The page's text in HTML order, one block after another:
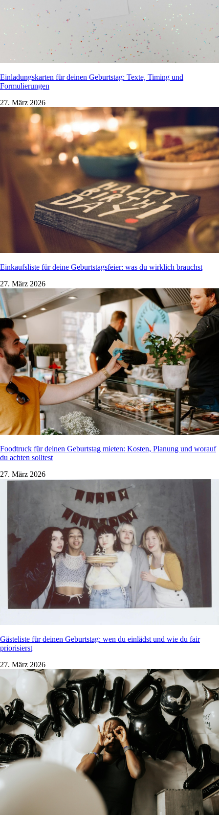
Einladungskarten für deinen Geburtstag: Texte, Timing und
Formulierungen
27. März 2026
Einkaufsliste für deine Geburtstagsfeier: was du wirklich brauchst
27. März 2026
Foodtruck für deinen Geburtstag mieten: Kosten, Planung und worauf
du achten solltest
27. März 2026
Gästeliste für deinen Geburtstag: wen du einlädst und wie du fair
priorisierst
27. März 2026